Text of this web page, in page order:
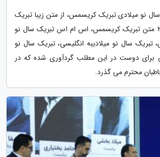
نو میلادی تبریک کریسمس، از متن زیبا تبریک
سال نو میلادی 2021 متن تبریک کریسمس، اس ام اس تبریک سال نو
سال نو میلادیبه انگلیسی، تبریک سال نو
برای دوست در این مطلب گردآوری شده که در
محترم می گذرد.